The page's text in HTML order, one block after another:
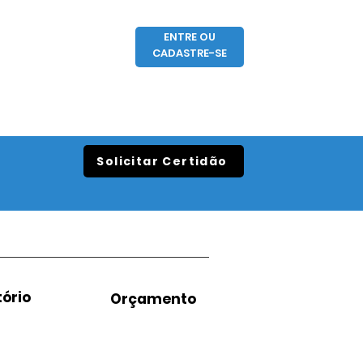
ENTRE OU
CADASTRE-SE
Solicitar Certidão
Orçamento